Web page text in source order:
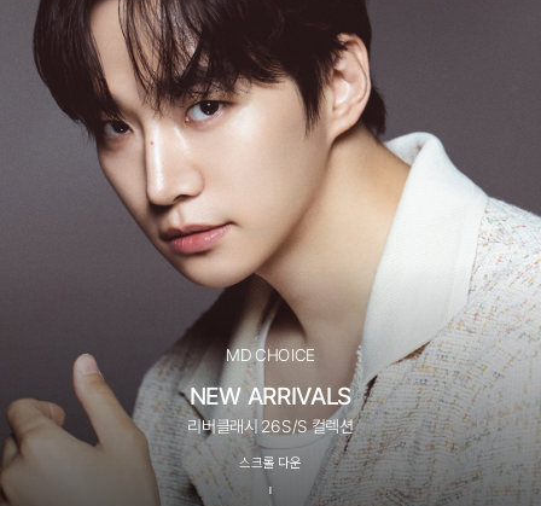
MD CHOICE
NEW ARRIVALS
리버클래시 26S/S 컬렉션
스크롤 다운